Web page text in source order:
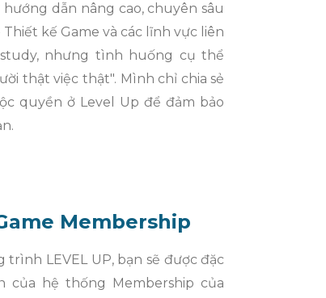
dẫn nâng cao, chuyên sâu
kế Game và các lĩnh vực liên
nhưng tình huống cụ thể
thật việc thật". Mình chỉ chia sẻ
quyền ở Level Up để đảm bảo
Membership
trình LEVEL UP, bạn sẽ được đặc
của hệ thống Membership của